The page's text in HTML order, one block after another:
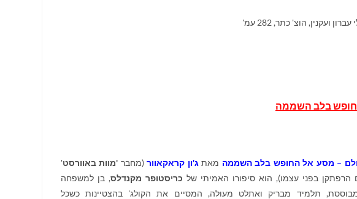
ועקנין, הוצ' כתר, 282 עמ'
בלב השממה
– מסע אל החופש בלב השממה מאת ג'ון קראקאוור(מחבר 'מוות באוורסט'
הרפתקן בפני עצמו), הוא סיפורו האמיתי של כריסטופר מקנדלס, בן למשפחה
תלמיד מבריק ואתלט מעולה, המסיים את הקולג' בהצטיינות כשכל